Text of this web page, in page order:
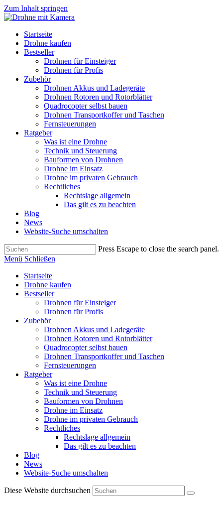
Zum Inhalt springen
Startseite
Drohne kaufen
Bestseller
Drohnen für Einsteiger
Drohnen für Profis
Zubehör
Drohnen Akkus und Ladegeräte
Drohnen Rotoren und Rotorblätter
Quadrocopter selbst bauen
Drohnen Transportkoffer und Taschen
Fernsteuerungen
Ratgeber
Was ist eine Drohne
Technik und Steuerung
Bauformen von Drohnen
Drohne im Einsatz
Drohne im privaten Gebrauch
Rechtliches
Rechtslage allgemein
Das gilt es zu beachten
Blog
News
Website-Suche umschalten
Press Escape to close the search panel.
Menü Schließen
Startseite
Drohne kaufen
Bestseller
Drohnen für Einsteiger
Drohnen für Profis
Zubehör
Drohnen Akkus und Ladegeräte
Drohnen Rotoren und Rotorblätter
Quadrocopter selbst bauen
Drohnen Transportkoffer und Taschen
Fernsteuerungen
Ratgeber
Was ist eine Drohne
Technik und Steuerung
Bauformen von Drohnen
Drohne im Einsatz
Drohne im privaten Gebrauch
Rechtliches
Rechtslage allgemein
Das gilt es zu beachten
Blog
News
Website-Suche umschalten
Diese Website durchsuchen